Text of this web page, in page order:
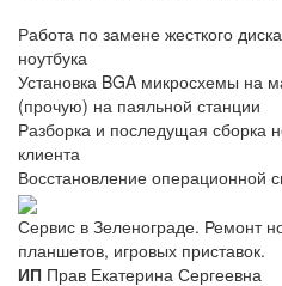
Работа по замене жесткого
ноутбука
Установка BGA микросхемы на
(прочую) на паяльной станции
Разборка и последущая сборка
клиента
Восстановление операционной
Сервис в Зеленограде. Ремонт
планшетов, игровых приставок.
ИП Прав Екатерина Сергеевна